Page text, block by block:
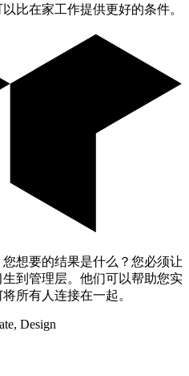
比在家工作提供更好的条件。
想要的结果是什么？您必须让
到管理层。他们可以帮助您实
所有人连接在一起。
Design